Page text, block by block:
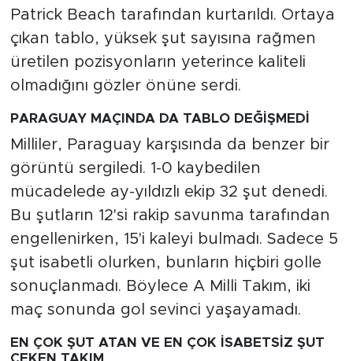
Patrick Beach tarafından kurtarıldı. Ortaya
çıkan tablo, yüksek şut sayısına rağmen
üretilen pozisyonların yeterince kaliteli
olmadığını gözler önüne serdi.
PARAGUAY MAÇINDA DA TABLO DEĞİŞMEDİ
Milliler, Paraguay karşısında da benzer bir
görüntü sergiledi. 1-0 kaybedilen
mücadelede ay-yıldızlı ekip 32 şut denedi.
Bu şutların 12'si rakip savunma tarafından
engellenirken, 15'i kaleyi bulmadı. Sadece 5
şut isabetli olurken, bunların hiçbiri golle
sonuçlanmadı. Böylece A Milli Takım, iki
maç sonunda gol sevinci yaşayamadı.
EN ÇOK ŞUT ATAN VE EN ÇOK İSABETSİZ ŞUT